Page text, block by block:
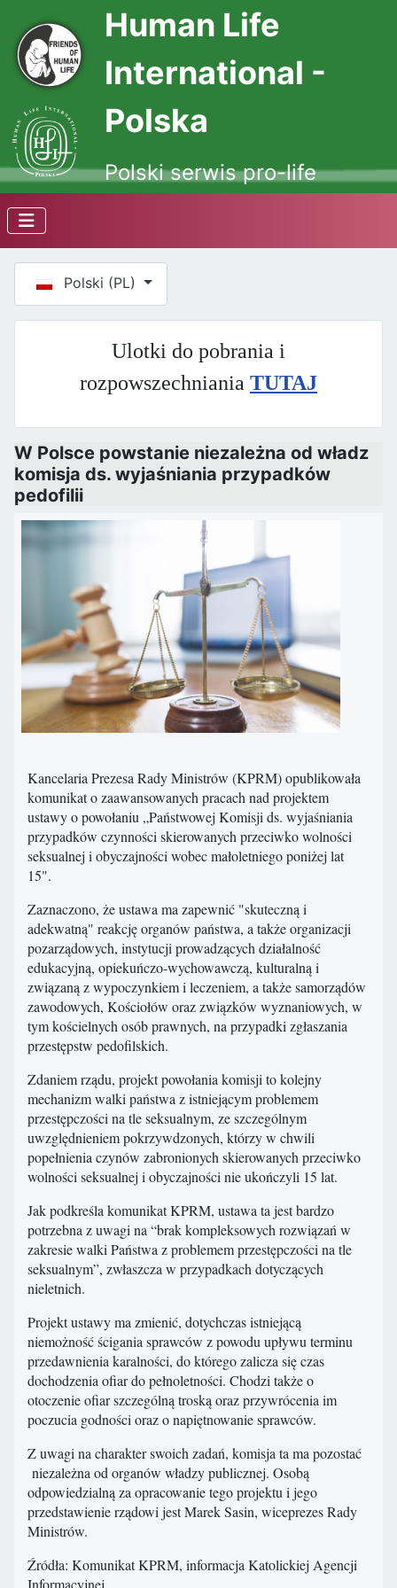
Human Life
International -
Polska
Polski serwis pro-life
Wybierz swój język
Polski (PL)
Ulotki do pobrania i
rozpowszechniania TUTAJ
W Polsce powstanie niezależna od władz
komisja ds. wyjaśniania przypadków
pedofilii
Kancelaria Prezesa Rady Ministrów (KPRM) opublikowała
komunikat o zaawansowanych pracach nad projektem
ustawy o powołaniu „Państwowej Komisji ds. wyjaśniania
przypadków czynności skierowanych przeciwko wolności
seksualnej i obyczajności wobec małoletniego poniżej lat
15".
Zaznaczono, że ustawa ma zapewnić "skuteczną i
adekwatną" reakcję organów państwa, a także organizacji
pozarządowych, instytucji prowadzących działalność
edukacyjną, opiekuńczo-wychowawczą, kulturalną i
związaną z wypoczynkiem i leczeniem, a także samorządów
zawodowych, Kościołów oraz związków wyznaniowych, w
tym kościelnych osób prawnych, na przypadki zgłaszania
przestępstw pedofilskich.
Zdaniem rządu, projekt powołania komisji to kolejny
mechanizm walki państwa z istniejącym problemem
przestępczości na tle seksualnym, ze szczególnym
uwzględnieniem pokrzywdzonych, którzy w chwili
popełnienia czynów zabronionych skierowanych przeciwko
wolności seksualnej i obyczajności nie ukończyli 15 lat.
Jak podkreśla komunikat KPRM, ustawa ta jest bardzo
potrzebna z uwagi na “brak kompleksowych rozwiązań w
zakresie walki Państwa z problemem przestępczości na tle
seksualnym”, zwłaszcza w przypadkach dotyczących
nieletnich.
Projekt ustawy ma zmienić, dotychczas istniejącą
niemożność ścigania sprawców z powodu upływu terminu
przedawnienia karalności, do którego zalicza się czas
dochodzenia ofiar do pełnoletności. Chodzi także o
otoczenie ofiar szczególną troską oraz przywrócenia im
poczucia godności oraz o napiętnowanie sprawców.
Z uwagi na charakter swoich zadań, komisja ta ma pozostać
niezależna od organów władzy publicznej. Osobą
odpowiedzialną za opracowanie tego projektu i jego
przedstawienie rządowi jest Marek Sasin, wiceprezes Rady
Ministrów.
Źródła: Komunikat KPRM, informacja Katolickiej Agencji
Informacyjnej